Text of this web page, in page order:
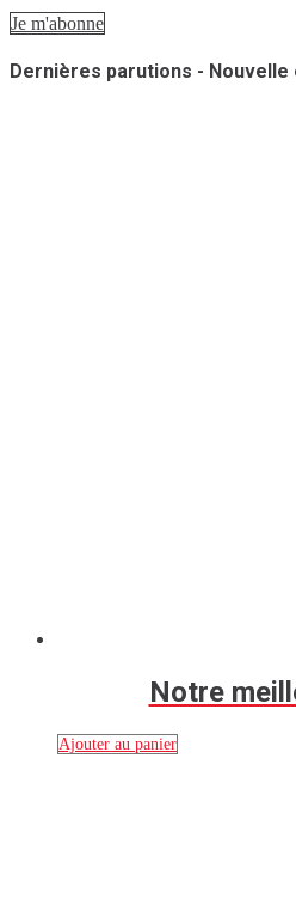
Je m'abonne
Dernières parutions -
Notre
Ajouter au panier